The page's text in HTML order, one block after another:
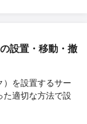
設置・移動・撤
を設置するサー
た適切な方法で設